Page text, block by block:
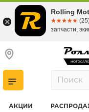
АКЦИИ
Rolling
☆☆☆☆☆
★★★★★
запчасти,